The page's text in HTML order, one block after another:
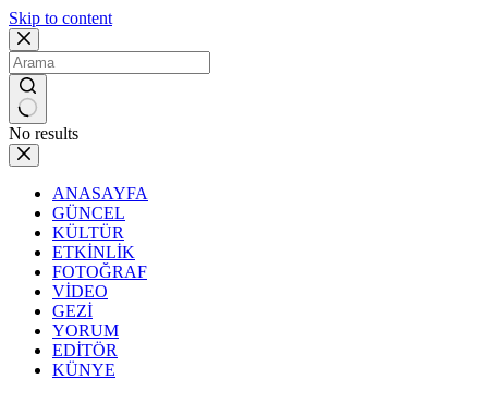
Skip to content
No results
ANASAYFA
GÜNCEL
KÜLTÜR
ETKİNLİK
FOTOĞRAF
VİDEO
GEZİ
YORUM
EDİTÖR
KÜNYE